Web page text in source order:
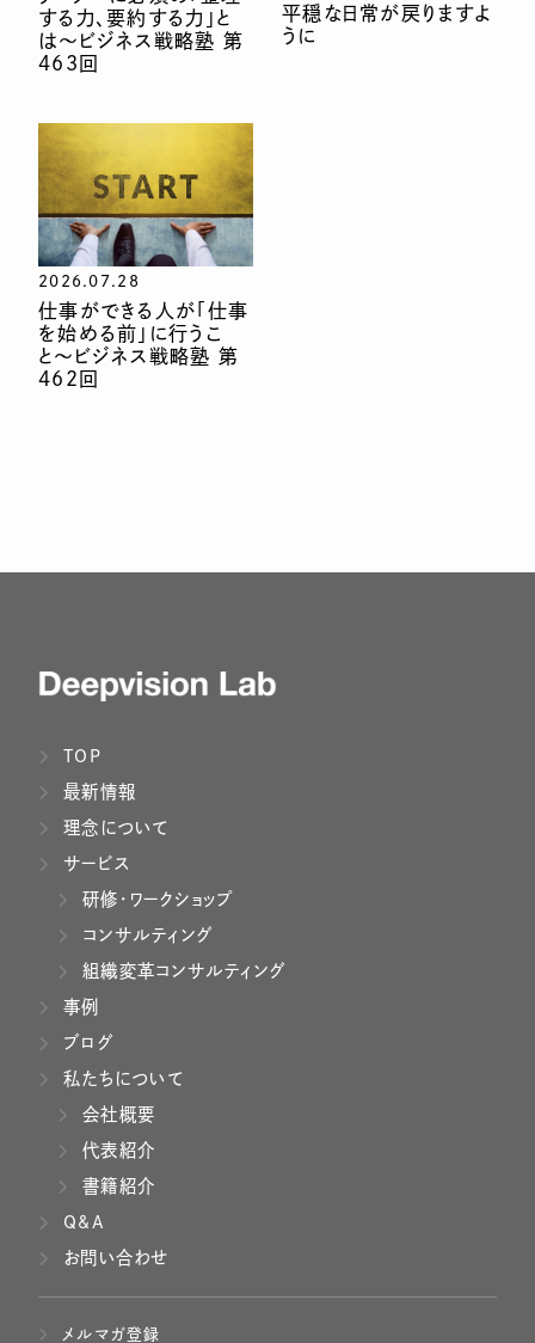
する力、要約する力」と
は〜ビジネス戦略塾 第
463回
平穏な日常が戻りますよ
うに
2026.07.28
仕事ができる人が「仕事
を始める前」に行うこ
と〜ビジネス戦略塾 第
462回
TOP
最新情報
理念について
サービス
研修・ワークショップ
コンサルティング
組織変革コンサルティング
事例
ブログ
私たちについて
会社概要
代表紹介
書籍紹介
Q&A
お問い合わせ
メルマガ登録